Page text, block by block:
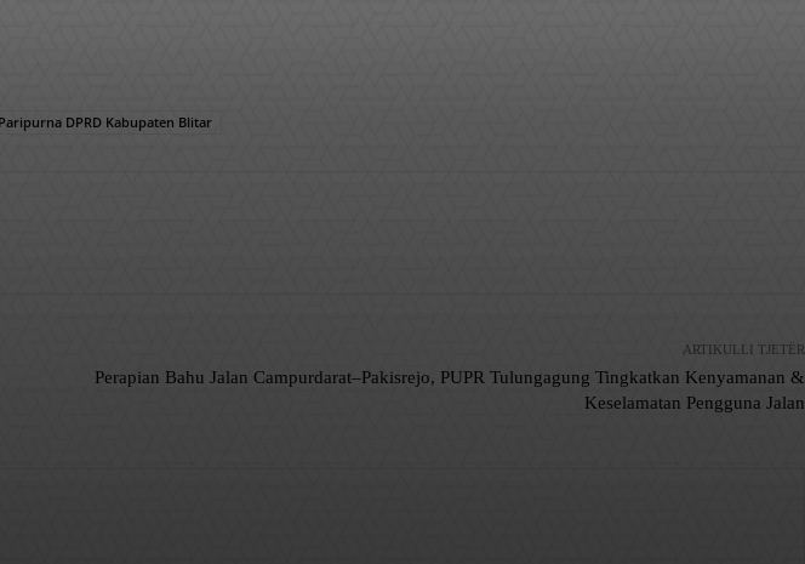
DPRD Kabupaten Blitar
ARTIKULLI TJETËR
Perapian Bahu Jalan Campurdarat–Pakisrejo, PUPR Tulungagung Tingkatkan Kenyamanan &
Keselamatan Pengguna Jalan